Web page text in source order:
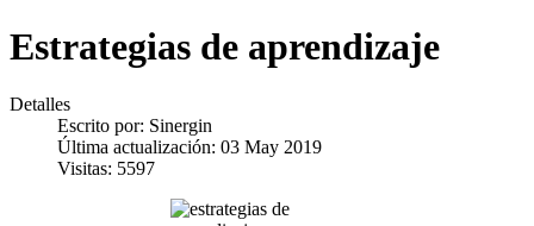
Estrategias de aprendizaje
Detalles
Escrito por: Sinergin
Última actualización: 03 May 2019
Visitas: 5597